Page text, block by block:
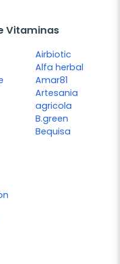
Vitaminas
Airbiotic
Alfa herbal
Amar81
Artesania
agricola
B.green
Bequisa